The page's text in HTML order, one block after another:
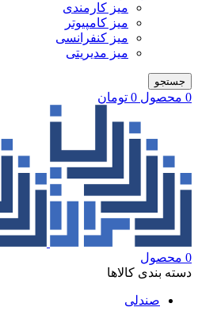
میز کارمندی
میز کامپیوتر
میز کنفرانسی
میز مدیریتی
جستجو
0 محصول 0 تومان
0 محصول
دسته بندی کالاها
صندلی